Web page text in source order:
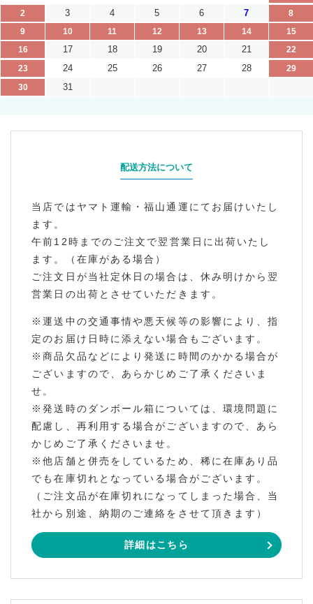
2
3 4 5 6 7
8
9
10 11 12 13 14
15
16
17 18 19 20 21
22
23
24 25 26 27 28
29
30
31
配送方法について
当店ではヤマト運輸・福山通運にてお届けいたし
ます。
午前12時までのご注文で翌営業日に出荷いたし
ます。（在庫がある場合）
ご注文日が当社定休日の場合は、休み明けから翌
営業日の出荷とさせていただきます。
※運送中の交通事情や悪天候等の影響により、指
定のお届け日時に添えない場合もございます。
※商品欠品などにより発送に時間のかかる場合が
ございますので、あらかじめご了承くださいま
せ。
※発送時のダンボール箱については、環境問題に
配慮し、再利用する場合がございますので、あら
かじめご了承くださいませ。
※他店舗と併売をしているため、稀に在庫あり品
でも在庫切れとなっている場合がございます。
（ご注文品が在庫切れになってしまった場合、当
社から別途、納期のご連絡をさせて頂きます）
詳細はこちら